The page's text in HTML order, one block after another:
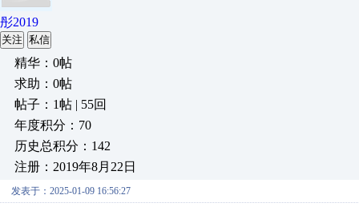
彤2019
关注 私信
精华：0帖
求助：0帖
帖子：1帖 | 55回
年度积分：70
历史总积分：142
注册：2019年8月22日
发表于：2025-01-09 16:56:27